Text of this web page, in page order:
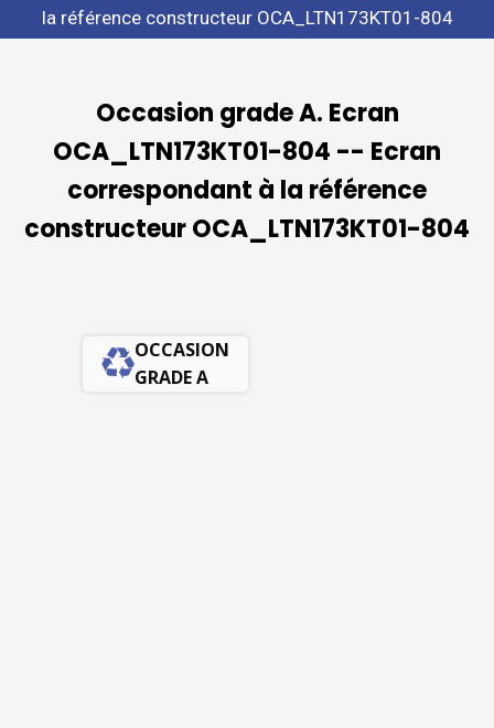
la référence constructeur OCA_LTN173KT01-804
Occasion grade A. Ecran
OCA_LTN173KT01-804 -- Ecran
correspondant à la référence
constructeur OCA_LTN173KT01-804
OCCASION
GRADE A